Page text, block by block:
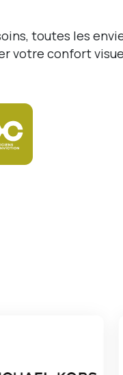
toutes les
votre confort